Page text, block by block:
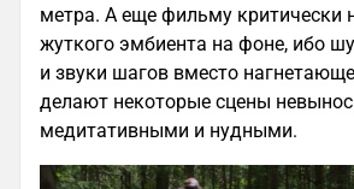
метра. А еще фильму критически
жуткого эмбиента на фоне, ибо
и звуки шагов вместо
делают некоторые сцены
медитативными и нудными.